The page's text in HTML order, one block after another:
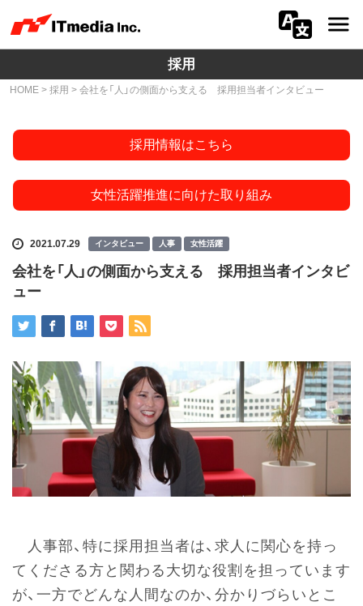
サステナビリティ
採用
採用
HOME > 採用 > 会社を「人」の側面から支える 採用担当者インタビュー
採用情報はこちら
女性活躍推進に向けた取り組み
2021.07.29 インタビュー 人事 女性活躍
会社を「人」の側面から支える 採用担当者インタビ
ュー
人事部、特に採用担当者は、求人に関心を持っ
てくださる方と関わる大切な役割を担っています
が、一方でどんな人間なのか、分かりづらいとこ